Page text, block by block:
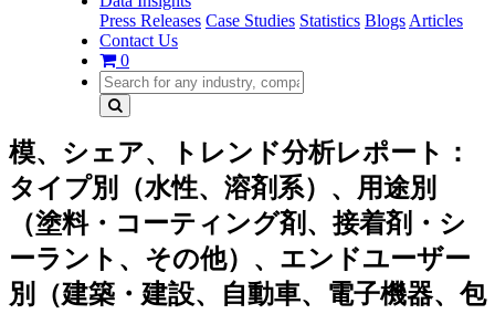
Press Releases Case Studies Statistics Blogs Articles
Contact Us
0
模、シェア、トレンド分析レポート：
タイプ別（水性、溶剤系）、用途別
（塗料・コーティング剤、接着剤・シ
ーラント、その他）、エンドユーザー
別（建築・建設、自動車、電子機器、包